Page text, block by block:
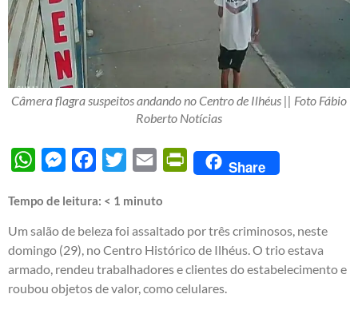
Câmera flagra suspeitos andando no Centro de Ilhéus || Foto Fábio
Roberto Notícias
WhatsAppMessengerFacebook
Twitter Email PrintFriendly
Share
Tempo de leitura: < 1 minuto
Um salão de beleza foi assaltado por três criminosos, neste
domingo (29), no Centro Histórico de Ilhéus. O trio estava
armado, rendeu trabalhadores e clientes do estabelecimento e
roubou objetos de valor, como celulares.